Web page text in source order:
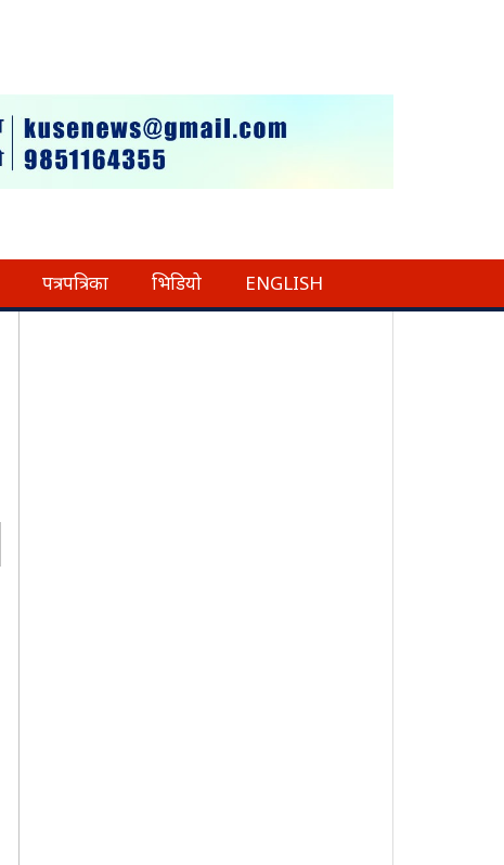
पत्रपत्रिका भिडियो ENGLISH